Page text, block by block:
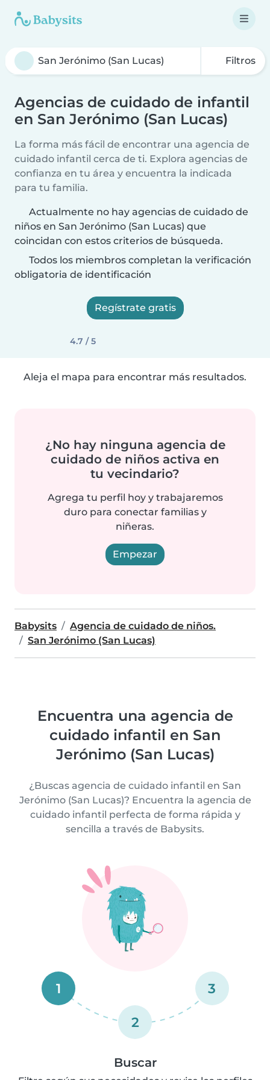
Filtros
Agencias de cuidado de infantil
en San Jerónimo (San Lucas)
La forma más fácil de encontrar una agencia de
cuidado infantil cerca de ti. Explora agencias de
confianza en tu área y encuentra la indicada
para tu familia.
Actualmente no hay agencias de cuidado de
niños en San Jerónimo (San Lucas) que
coincidan con estos criterios de búsqueda.
Todos los miembros completan la verificación
obligatoria de identificación
Regístrate gratis
4.7 / 5
Aleja el mapa para encontrar más resultados.
¿No hay ninguna agencia de
cuidado de niños activa en
tu vecindario?
Agrega tu perfil hoy y trabajaremos
duro para conectar familias y
niñeras.
Empezar
Babysits
Agencia de cuidado de niños.
San Jerónimo (San Lucas)
Encuentra una agencia de
cuidado infantil en San
Jerónimo (San Lucas)
¿Buscas agencia de cuidado infantil en San
Jerónimo (San Lucas)? Encuentra la agencia de
cuidado infantil perfecta de forma rápida y
sencilla a través de Babysits.
1
2
3
Buscar